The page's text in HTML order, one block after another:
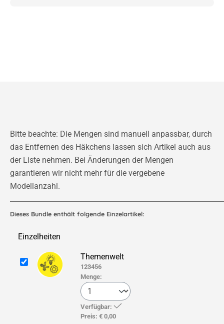
Bitte beachte: Die Mengen sind manuell anpassbar, durch
das Entfernen des Häkchens lassen sich Artikel auch aus
der Liste nehmen. Bei Änderungen der Mengen
garantieren wir nicht mehr für die vergebene
Modellanzahl.
Dieses Bundle enthält folgende Einzelartikel:
Einzelheiten
Themenwelt
123456
Menge:
Verfügbar:
Preis: € 0,00